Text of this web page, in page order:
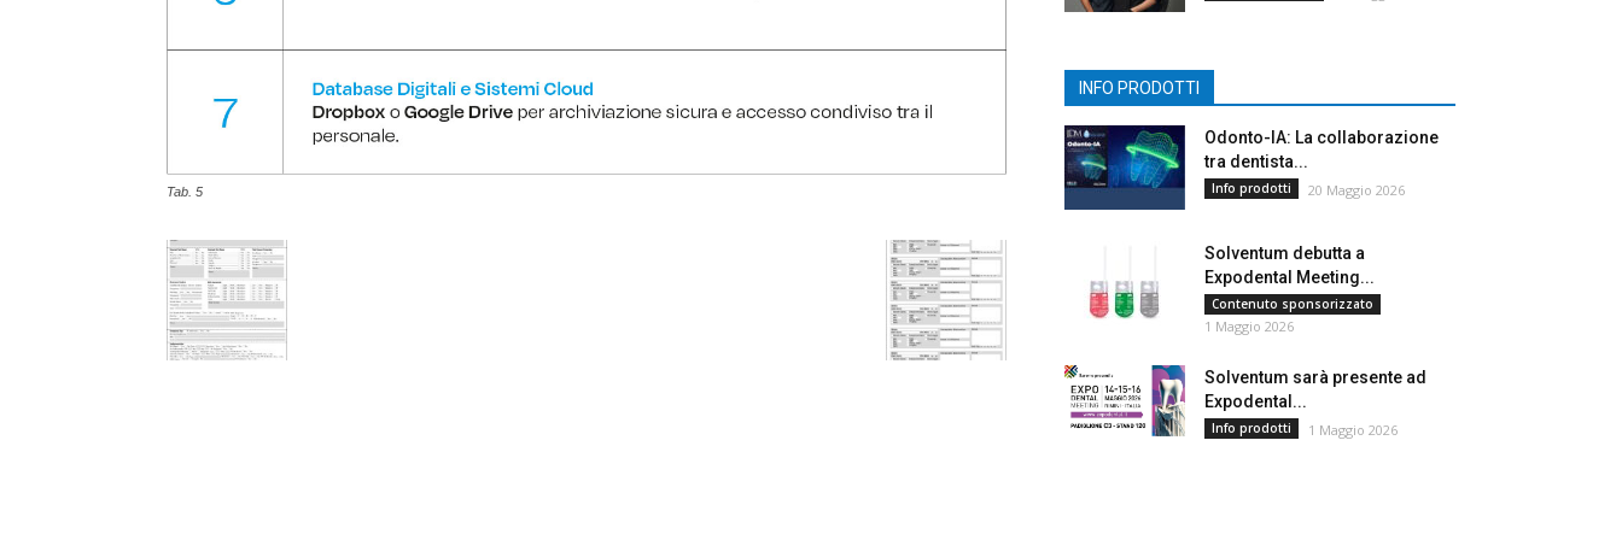
Tab. 5
INFO PRODOTTI
Odonto-IA: La collaborazione
tra dentista...
Info prodotti 20 Maggio 2026
Solventum debutta a
Expodental Meeting...
Contenuto sponsorizzato
1 Maggio 2026
Solventum sarà presente ad
Expodental...
Info prodotti 1 Maggio 2026